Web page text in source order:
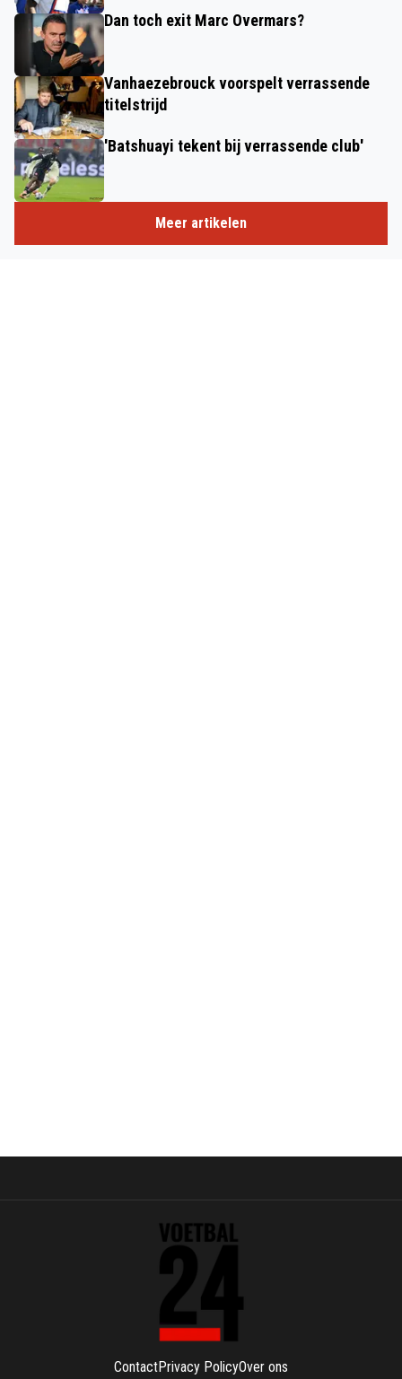
Dan toch exit Marc Overmars?
Vanhaezebrouck voorspelt verrassende
titelstrijd
'Batshuayi tekent bij verrassende club'
Meer artikelen
ContactPrivacy PolicyOver ons